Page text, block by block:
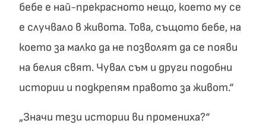
бебе е най-прекрасното нещо, което му се
е случвало в живота. Това, същото бебе, на
което за малко да не позволят да се появи
на белия свят. Чувал съм и други подобни
истории и подкрепям правото за живот.“
„Значи тези истории ви промениха?“